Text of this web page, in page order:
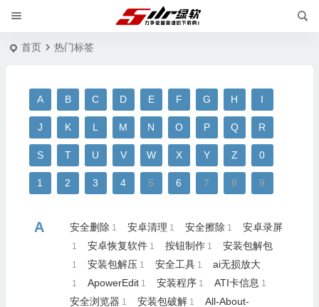
首页 热门标签
A B C D E F G H I
J K L M N O P Q R
S T U V W X Y Z 0
1 2 3 4 5 6 7 8 9
A 安全删除 1 安卓清理 1 安全擦除 1 安卓录屏
1 安卓恢复软件 1 按钮制作 1 安装包解包
1 安装包解压 1 安全工具 1 ai无损放大
1 ApowerEdit 1 安装程序 1 ATI卡信息 1
安全浏览器 1 安装包破解 1
All-About-